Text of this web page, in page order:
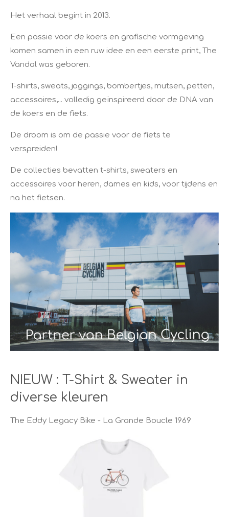
Het verhaal begint in 2013.
Een passie voor de koers en grafische vormgeving
komen samen in een ruw idee en een eerste print, The
Vandal was geboren.
T-shirts, sweats, joggings, bombertjes, mutsen, petten,
accessoires,... volledig geïnspireerd door de DNA van
de koers en de fiets.
De droom is om de passie voor de fiets te
verspreiden!
De collecties bevatten t-shirts, sweaters en
accessoires voor heren, dames en kids, voor tijdens en
na het fietsen.
NIEUW : T-Shirt & Sweater in
diverse kleuren
The Eddy Legacy Bike - La Grande Boucle 1969